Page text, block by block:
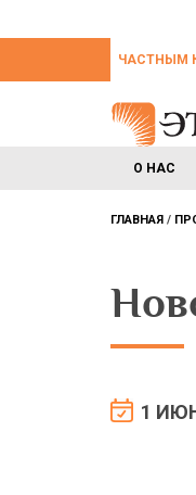
ЧАСТНЫМ
О НАС
ГЛАВНАЯ
1